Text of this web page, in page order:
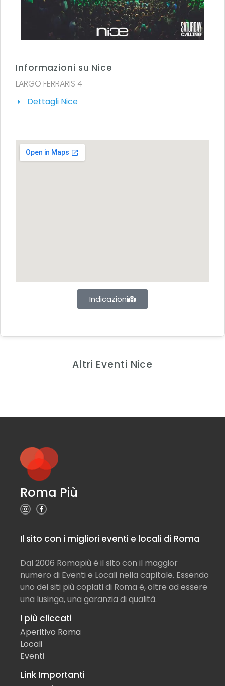
Informazioni su Nice
LARGO FERRARIS 4
Dettagli Nice
Indicazioni
Altri Eventi Nice
Roma Più
Il sito con i migliori eventi e locali di Roma
Dal 2006 Romapiù è il sito con il maggior
numero di Eventi e Locali nella capitale. Essendo
uno dei siti più copiati di Roma è, oltre ad essere
una lusinga, una garanzia di qualità.
I più cliccati
Aperitivo Roma
Locali
Eventi
Link Importanti